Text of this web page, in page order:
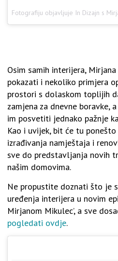
Osim samih interijera,
pokazati i nekoliko primjera
prostori s dolaskom toplijih
zamjena za dnevne boravke,
im posvetiti jednako pažnje
Kao i uvijek, bit će tu
izrađivanja namještaja i
sve do predstavljanja novih
našim domovima.
Ne propustite doznati što je
uređenja interijera u novim
Mirjanom Mikulec’, a sve
pogledati ovdje.